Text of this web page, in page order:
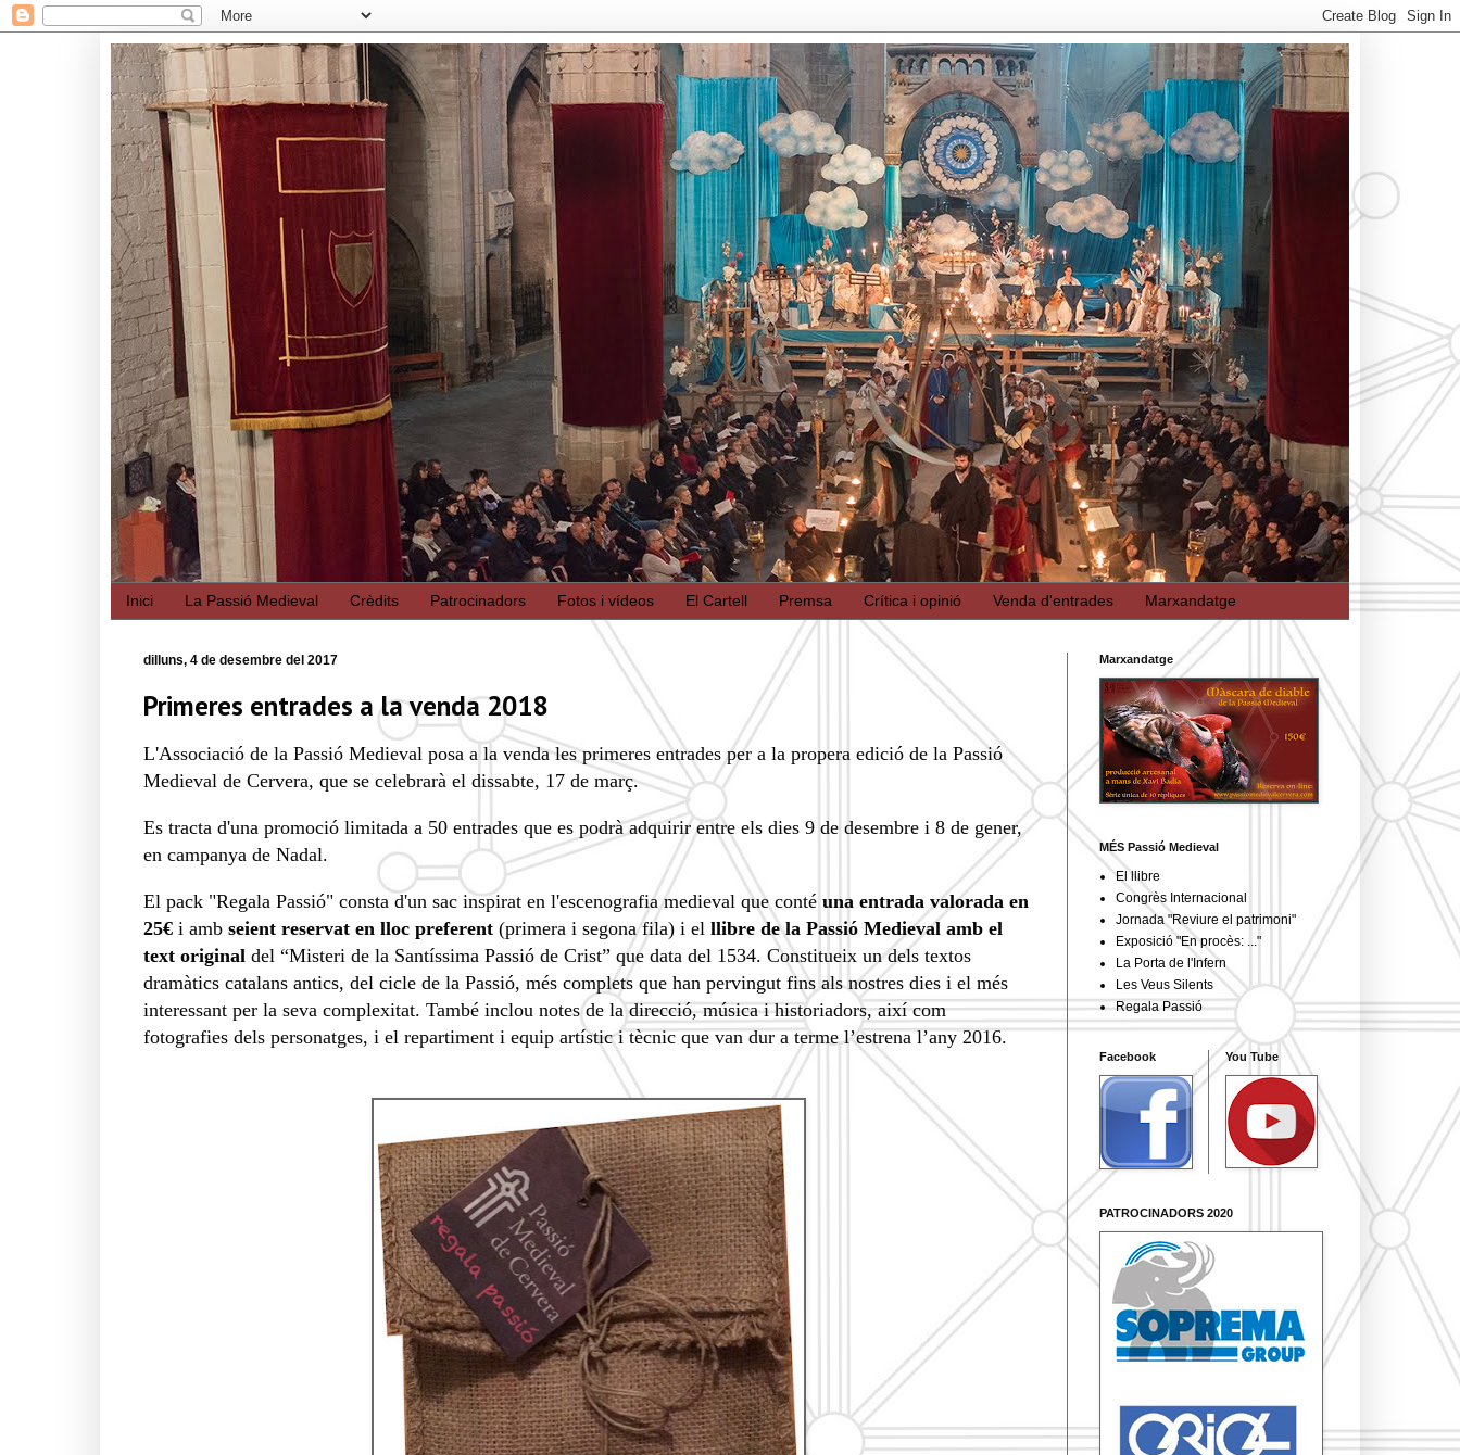
Inici La Passió Medieval Crèdits Patrocinadors Fotos i vídeos El Cartell Premsa Crítica i opinió Venda d'entrades Marxandatge
dilluns, 4 de desembre del 2017
Primeres entrades a la venda 2018
L'Associació de la Passió Medieval posa a la venda les primeres entrades per a la propera edició de la Passió
Medieval de Cervera, que se celebrarà el dissabte, 17 de març.
Es tracta d'una promoció limitada a 50 entrades que es podrà adquirir entre els dies 9 de desembre i 8 de gener,
en campanya de Nadal.
El pack "Regala Passió" consta d'un sac inspirat en l'escenografia medieval que conté una entrada valorada en
25€ i amb seient reservat en lloc preferent (primera i segona fila) i el llibre de la Passió Medieval amb el
text original del “Misteri de la Santíssima Passió de Crist” que data del 1534. Constitueix un dels textos
dramàtics catalans antics, del cicle de la Passió, més complets que han pervingut fins als nostres dies i el més
interessant per la seva complexitat. També inclou notes de la direcció, música i historiadors, així com
fotografies dels personatges, i el repartiment i equip artístic i tècnic que van dur a terme l’estrena l’any 2016.
Marxandatge
MÉS Passió Medieval
El llibre
Congrès Internacional
Jornada "Reviure el patrimoni"
Exposició "En procès: ..."
La Porta de l'Infern
Les Veus Silents
Regala Passió
Facebook You Tube
PATROCINADORS 2020